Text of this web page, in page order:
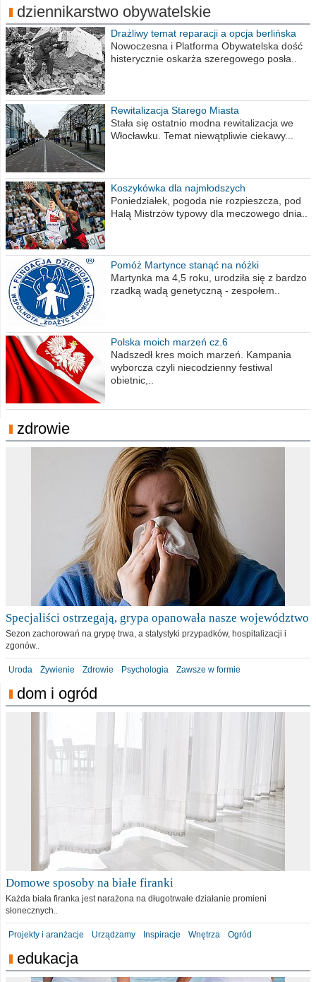
dziennikarstwo obywatelskie
Drażliwy temat reparacji a opcja berlińska
Nowoczesna i Platforma Obywatelska dość
histerycznie oskarża szeregowego posła..
Rewitalizacja Starego Miasta
Stała się ostatnio modna rewitalizacja we
Włocławku. Temat niewątpliwie ciekawy...
Koszykówka dla najmłodszych
Poniedziałek, pogoda nie rozpieszcza, pod
Halą Mistrzów typowy dla meczowego dnia..
Pomóż Martynce stanąć na nóżki
Martynka ma 4,5 roku, urodziła się z bardzo
rzadką wadą genetyczną - zespołem..
Polska moich marzeń cz.6
Nadszedł kres moich marzeń. Kampania
wyborcza czyli niecodzienny festiwal
obietnic,..
zdrowie
Specjaliści ostrzegają, grypa opanowała nasze województwo
Sezon zachorowań na grypę trwa, a statystyki przypadków, hospitalizacji i
zgonów..
Uroda Żywienie Zdrowie Psychologia Zawsze w formie
dom i ogród
Domowe sposoby na białe firanki
Każda biała firanka jest narażona na długotrwałe działanie promieni
słonecznych..
Projekty i aranżacje Urządzamy Inspiracje Wnętrza Ogród
edukacja